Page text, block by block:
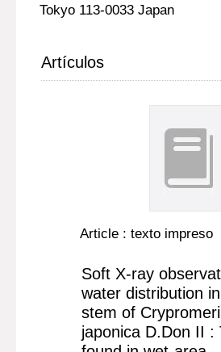
Tokyo 113-0033 Japan
Artículos
Article : texto impreso
Soft X-ray
water distribution
stem of
japonica D.Don II :